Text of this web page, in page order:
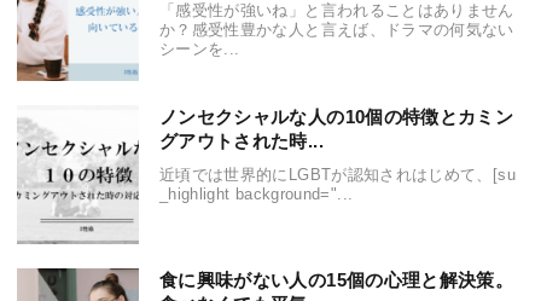
「感受性が強いね」と言われることはありません
か？感受性豊かな人と言えば、ドラマの何気ない
シーンを...
ノンセクシャルな人の10個の特徴とカミン
グアウトされた時...
近頃では世界的にLGBTが認知されはじめて、[su
_highlight background="...
食に興味がない人の15個の心理と解決策。